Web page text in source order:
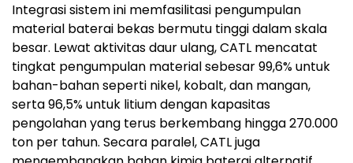
Integrasi sistem ini memfasilitasi pengumpulan
material baterai bekas bermutu tinggi dalam skala
besar. Lewat aktivitas daur ulang, CATL mencatat
tingkat pengumpulan material sebesar 99,6% untuk
bahan-bahan seperti nikel, kobalt, dan mangan,
serta 96,5% untuk litium dengan kapasitas
pengolahan yang terus berkembang hingga 270.000
ton per tahun. Secara paralel, CATL juga